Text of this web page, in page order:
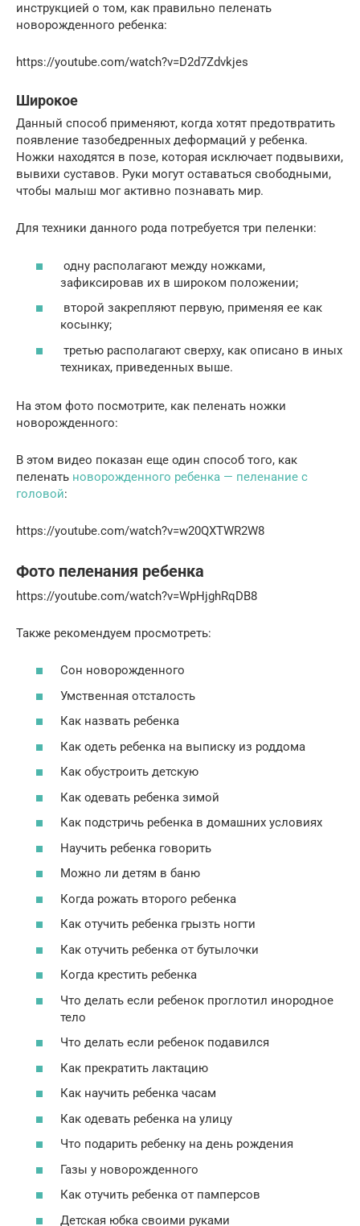
инструкцией о том, как правильно пеленать
новорожденного ребенка:
https://youtube.com/watch?v=D2d7Zdvkjes
Широкое
Данный способ применяют, когда хотят предотвратить
появление тазобедренных деформаций у ребенка.
Ножки находятся в позе, которая исключает подвывихи,
вывихи суставов. Руки могут оставаться свободными,
чтобы малыш мог активно познавать мир.
Для техники данного рода потребуется три пеленки:
одну располагают между ножками,
зафиксировав их в широком положении;
второй закрепляют первую, применяя ее как
косынку;
третью располагают сверху, как описано в иных
техниках, приведенных выше.
На этом фото посмотрите, как пеленать ножки
новорожденного:
В этом видео показан еще один способ того, как
пеленать новорожденного ребенка — пеленание с
головой:
https://youtube.com/watch?v=w20QXTWR2W8
Фото пеленания ребенка
https://youtube.com/watch?v=WpHjghRqDB8
Также рекомендуем просмотреть:
Сон новорожденного
Умственная отсталость
Как назвать ребенка
Как одеть ребенка на выписку из роддома
Как обустроить детскую
Как одевать ребенка зимой
Как подстричь ребенка в домашних условиях
Научить ребенка говорить
Можно ли детям в баню
Когда рожать второго ребенка
Как отучить ребенка грызть ногти
Как отучить ребенка от бутылочки
Когда крестить ребенка
Что делать если ребенок проглотил инородное
тело
Что делать если ребенок подавился
Как прекратить лактацию
Как научить ребенка часам
Как одевать ребенка на улицу
Что подарить ребенку на день рождения
Газы у новорожденного
Как отучить ребенка от памперсов
Детская юбка своими руками